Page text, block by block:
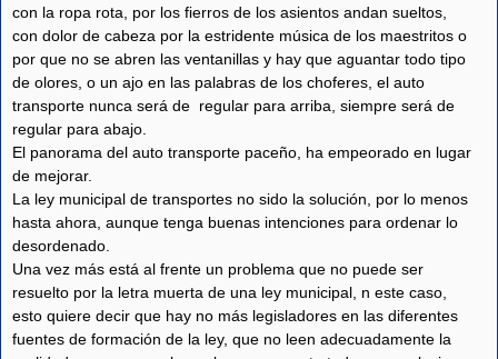
con la ropa rota, por los fierros de los asientos andan sueltos,
con dolor de cabeza por la estridente música de los maestritos o
por que no se abren las ventanillas y hay que aguantar todo tipo
de olores, o un ajo en las palabras de los choferes, el auto
transporte nunca será de regular para arriba, siempre será de
regular para abajo.
El panorama del auto transporte paceño, ha empeorado en lugar
de mejorar.
La ley municipal de transportes no sido la solución, por lo menos
hasta ahora, aunque tenga buenas intenciones para ordenar lo
desordenado.
Una vez más está al frente un problema que no puede ser
resuelto por la letra muerta de una ley municipal, n este caso,
esto quiere decir que hay no más legisladores en las diferentes
fuentes de formación de la ley, que no leen adecuadamente la